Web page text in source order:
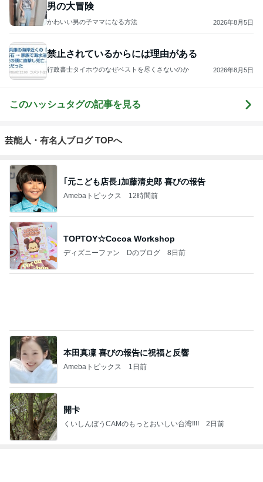
男の大冒険
かわいい男の子ママになる方法 2026年8月5日
禁止されているからには理由がある
行政書士タイホウのなぜベストを尽くさないのか 2026年8月5日
このハッシュタグの記事を見る
芸能人・有名人ブログ TOPへ
｢元こども店長｣加藤清史郎 喜びの報告
Amebaトピックス 12時間前
TOPTOY☆Cocoa Workshop
ディズニーファン Dのブログ 8日前
本田真凜 喜びの報告に祝福と反響
Amebaトピックス 1日前
開卡
くいしんぼうCAMのもっとおいしい台湾!!!! 2日前